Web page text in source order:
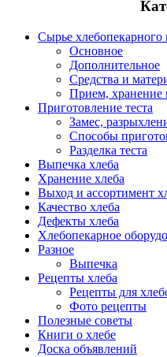
Сырье хлебопекарного
Основное
Дополнительное
Средства и
Прием, хранение
Приготовление теста
Замес,
Способы
Разделка теста
Выпечка хлеба
Хранение хлеба
Выход и ассортимент
Качество хлеба
Дефекты хлеба
Хлебопекарное
Разное
Выпечка
Рецепты хлеба
Рецепты для
Фото рецепты
Полезные советы
Книги о хлебе
Доска объявлений